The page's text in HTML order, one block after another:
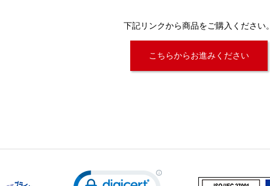
下記リンクから商品をご購入ください。
こちらからお進みください